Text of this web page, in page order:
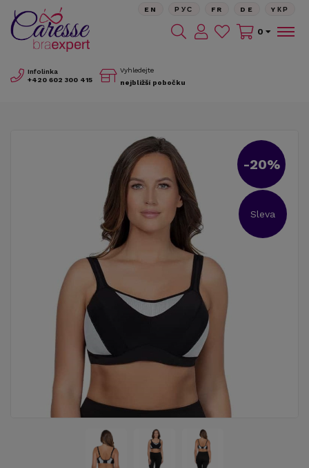
Infolinka
+420 602 300 415
Vyhledejte
nejbližší pobočku
EN РУС FR DE YКР
0
-20%
Sleva